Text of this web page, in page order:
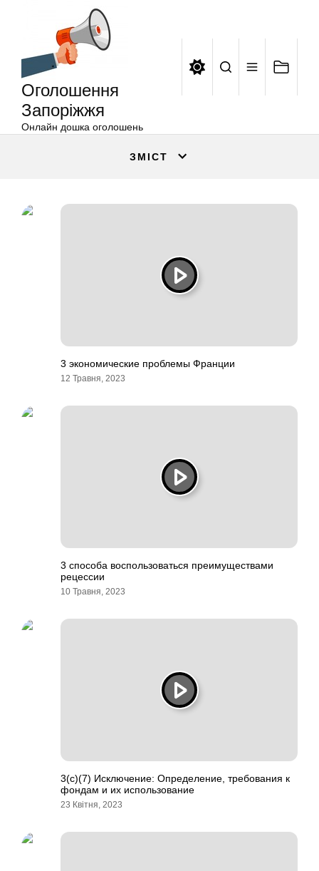
Оголошення
Запоріжжя
Онлайн дошка оголошень
ЗМІСТ
3 экономические проблемы Франции
12 Травня, 2023
3 способа воспользоваться преимуществами
рецессии
10 Травня, 2023
3(c)(7) Исключение: Определение, требования к
фондам и их использование
23 Квітня, 2023